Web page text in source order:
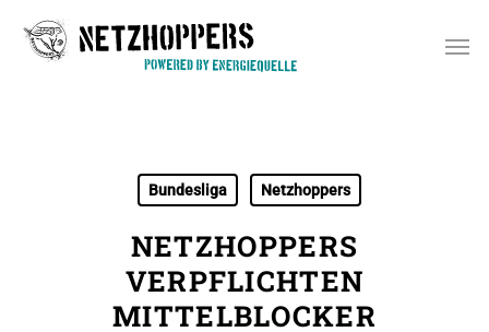
Bundesliga Netzhoppers
NETZHOPPERS
VERPFLICHTEN
MITTELBLOCKER